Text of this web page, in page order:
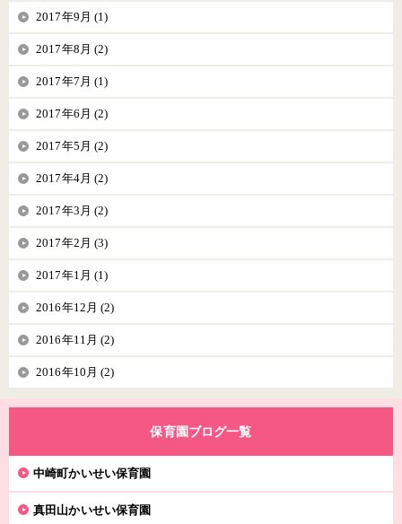
2017年9月 (1)
2017年8月 (2)
2017年7月 (1)
2017年6月 (2)
2017年5月 (2)
2017年4月 (2)
2017年3月 (2)
2017年2月 (3)
2017年1月 (1)
2016年12月 (2)
2016年11月 (2)
2016年10月 (2)
保育園ブログ一覧
中崎町かいせい保育園
真田山かいせい保育園